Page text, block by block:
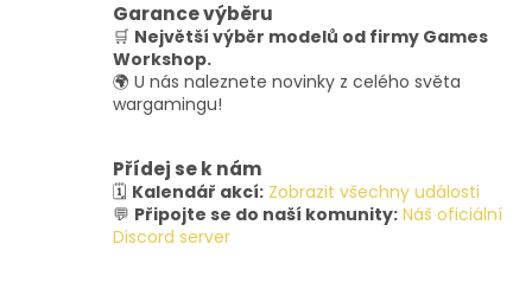
Garance výběru
🛒 Největší výběr modelů od firmy Games
Workshop.
🌍 U nás naleznete novinky z celého světa
wargamingu!
Přídej se k nám
🗓️ Kalendář akcí: Zobrazit všechny události
💬 Připojte se do naší komunity: Náš oficiální
Discord server